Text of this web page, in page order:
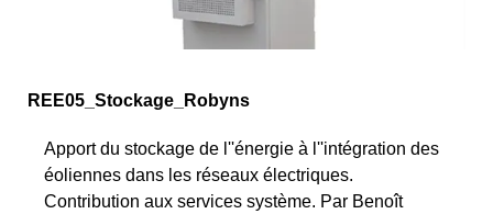
REE05_Stockage_Robyns
Apport du stockage de l''énergie à l''intégration des
éoliennes dans les réseaux électriques.
Contribution aux services système. Par Benoît